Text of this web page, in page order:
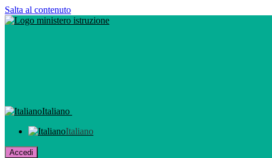
Salta al contenuto
Italiano
Italiano
Accedi